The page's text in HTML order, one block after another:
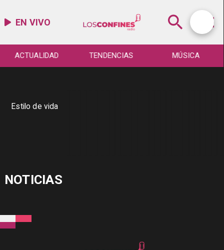
EN VIVO
ACTUALIDAD TENDENCIAS MÚSICA
Estilo de vida
NOTICIAS